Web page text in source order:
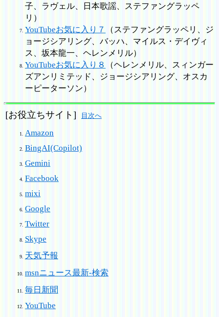
子、ラヴェル、日本歌謡、ステファングラッペ
リ）
YouTubeお気に入り７
（ステファングラッペリ、ジ
ョージシアリング、バッハ、マイルス・デイヴィ
ス、坂本龍一、ヘレンメリル）
YouTubeお気に入り８
（ヘレンメリル、スィンガー
ズアンリミテッド、ジョージシアリング、オスカ
ーピーターソン）
[お役立ちサイト] 目次へ
Amazon
BingAI(Copilot)
Gemini
Facebook
mixi
Google
Twitter
Skype
天気予報
msnニュース最新-検索
毎日新聞
YouTube